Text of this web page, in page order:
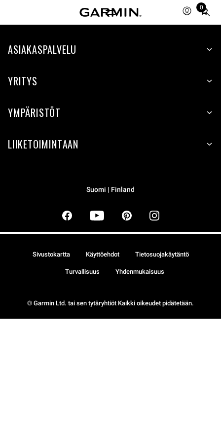
0
Total
items
cart:
ASIAKASPALVELU
YRITYS
YMPÄRISTÖT
LIIKETOIMINTAAN
Suomi | Finland
© Garmin Ltd. tai sen tytäryhtiöt Kaikki oikeudet pidätetään.
Sivustokartta Käyttöehdot Tietosuojakäytäntö
Turvallisuus Yhdenmukaisuus